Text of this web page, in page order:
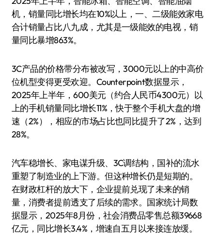
机，销量同比增长均在10%以上，一、二级能效家电
合计销量占比八九成，尤其是一级能效的电视，销
量同比暴增863%。
3C产品的价格带分布被改写，3000元以上的中高价
位机型变得更受欢迎。Counterpoint数据显示，
2025年上半年，600美元（约合人民币4300元）以
上的手机销量同比增长11%，快于整个手机大盘的增
速（2%），相应的市场占比也同比提升了2%，达到
28%。
汽车稳增长、家电谋升级、3C调结构，国补的流水
重塑了制造业的上下游。但这种增长仍是短期的。
在财政杠杆的放大下，企业提前兑现了未来的销
量，消费者提前透支了后续的需求。国家统计局数
据显示，2025年8月份，社会消费品零售总额39668
亿元，同比增长3.4%，增速自五月以来接连放缓。